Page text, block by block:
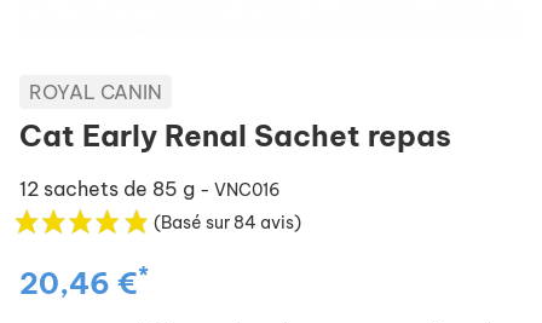
ROYAL CANIN
Cat Early Renal Sachet repas
12 sachets de 85 g - VNC016
(Basé sur 84 avis)
20,46 €*